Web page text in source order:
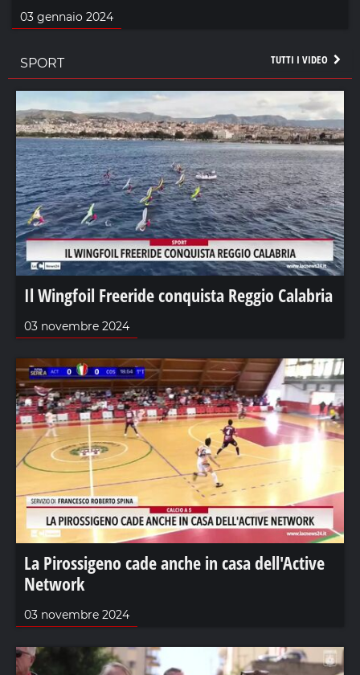
03 gennaio 2024
TUTTI I VIDEO
SPORT
Il Wingfoil Freeride conquista Reggio Calabria
03 novembre 2024
La Pirossigeno cade anche in casa dell'Active
Network
03 novembre 2024